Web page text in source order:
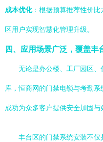
成本优化：根据预算推荐性价
区用户实现智慧化管理升级。
四、应用场景广泛，覆盖丰
无论是办公楼、工厂园区
库，恒商网的门禁电锁与考勤
成功为众多客户提供安全加固与
丰台区的门禁系统安装不